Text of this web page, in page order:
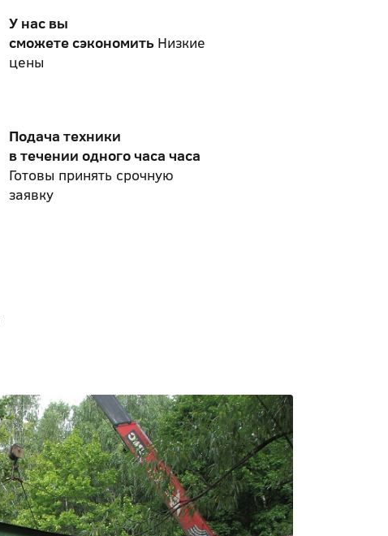
У нас вы
сможете сэкономить Низкие
цены
Подача техники
в течении одного часа часа
Готовы принять срочную
заявку